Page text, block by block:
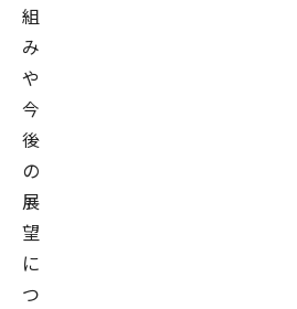
組
み
や
今
後
の
展
望
に
つ